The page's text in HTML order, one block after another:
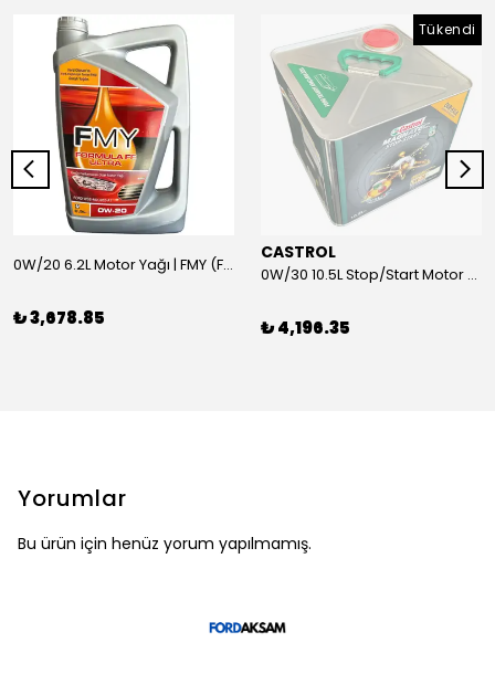
0W/20 6.2L Motor Yağı | FMY (Ford Motor Yağları)
₺ 3,678.85
Tükendi
CASTROL
0W/30 10.5L Stop/Start Motor Yağı | CASTROL
₺ 4,196.35
Yorumlar
Bu ürün için henüz yorum yapılmamış.